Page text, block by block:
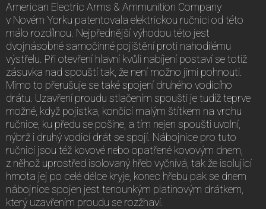
American Electric Arms & Ammunition Company
v Novém Yorku patentovala elektrickou ručnici od této
málo rozdílnou. Nejpřednější výhodou této jest
dvojnásobné samočinné pojištění proti nahodilému
výstřelu. Při otevření hlavní kvůli nabíjení postaví se totiž
zásuvka nad spouští tak, že není možno jimi pohnouti.
Mimo to přerušuje se také spojení druhého vodicího
drátu. Uzavření proudu stlačením spoušti je tudíž teprve
možné, když pojistka, končící malým štítkem na vrchu
ručnice, ku předu se pošine, a tím nejen spoušti uvolní,
nýbrž i druhý vodicí drát se spojí. Nábojnice pro tuto
ručnici jsou též kovové nebo opatřené kovovým dnem,
z něhož uprostřed isolovaný hřeb vyčnívá, tak že isolující
hmota jej po celé délce kryje, konec hřebu pak se dnem
nábojnice spojen jest tenounkým platinovým drátkem,
který uzavřením proudu se rozžhaví.